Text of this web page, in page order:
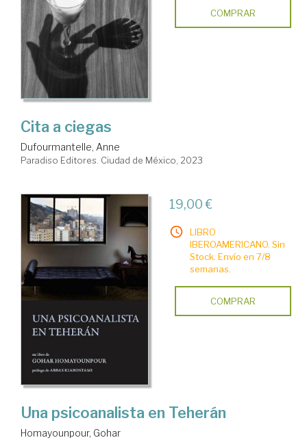
COMPRAR
Cita a ciegas
Dufourmantelle, Anne
Paradiso Editores. Ciudad de México, 2023
19,00 €
LIBRO
IBEROAMERICANO. Sin
Stock. Envío en 7/8
semanas.
COMPRAR
Una psicoanalista en Teherán
Homayounpour, Gohar